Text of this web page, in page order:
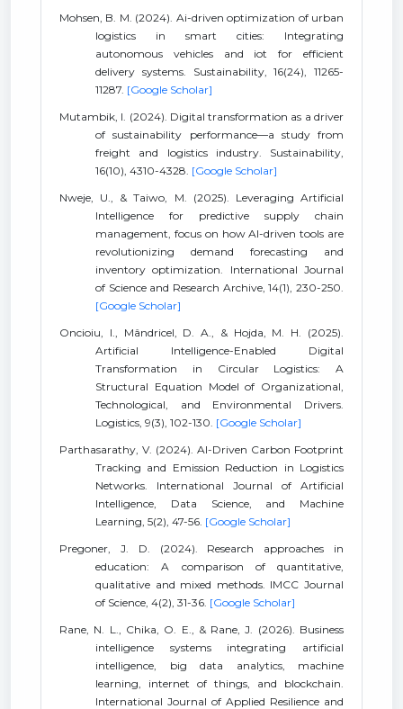
Mohsen, B. M. (2024). Ai-driven optimization of urban
logistics in smart cities: Integrating
autonomous vehicles and iot for efficient
delivery systems. Sustainability, 16(24), 11265-
11287. [Google Scholar]
Mutambik, I. (2024). Digital transformation as a driver
of sustainability performance—a study from
freight and logistics industry. Sustainability,
16(10), 4310-4328. [Google Scholar]
Nweje, U., & Taiwo, M. (2025). Leveraging Artificial
Intelligence for predictive supply chain
management, focus on how AI-driven tools are
revolutionizing demand forecasting and
inventory optimization. International Journal
of Science and Research Archive, 14(1), 230-250.
[Google Scholar]
Oncioiu, I., Mândricel, D. A., & Hojda, M. H. (2025).
Artificial Intelligence-Enabled Digital
Transformation in Circular Logistics: A
Structural Equation Model of Organizational,
Technological, and Environmental Drivers.
Logistics, 9(3), 102-130. [Google Scholar]
Parthasarathy, V. (2024). AI-Driven Carbon Footprint
Tracking and Emission Reduction in Logistics
Networks. International Journal of Artificial
Intelligence, Data Science, and Machine
Learning, 5(2), 47-56. [Google Scholar]
Pregoner, J. D. (2024). Research approaches in
education: A comparison of quantitative,
qualitative and mixed methods. IMCC Journal
of Science, 4(2), 31-36. [Google Scholar]
Rane, N. L., Chika, O. E., & Rane, J. (2026). Business
intelligence systems integrating artificial
intelligence, big data analytics, machine
learning, internet of things, and blockchain.
International Journal of Applied Resilience and